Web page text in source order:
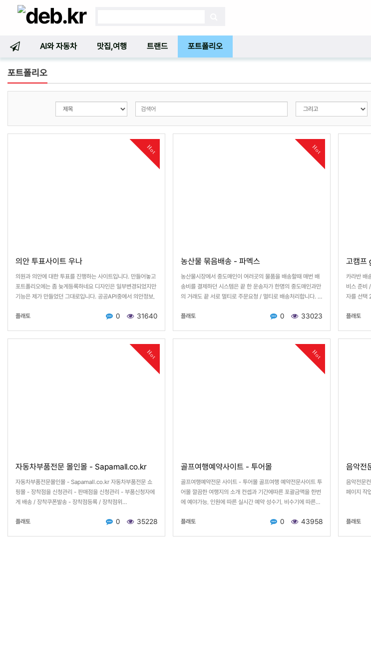
AI와 자동차 맛집,여행 트랜드 포트폴리오
포트폴리오
Hot
의안 투표사이트 우나
의원과 의안에 대한 투표를 진행하는 사이트입니다. 만들어놓고
포트폴리오에는 좀 늦게등록하네요 디자인은 일부변경되었지만
기능은 제가 만들었던 그대로입니다. 공공API중에서 의안정보,
플래토
0 31640
Hot
농산물 묶음배송 - 파멕스
농산물시장에서 중도매인이 여러곳의 물품을 배송할때 매번 배
송비를 결제하던 시스템은 끝 한 운송자가 한명의 중도매인과만
의 거래도 끝 서로 멀티로 주문요청 / 멀티로 배송처리합니다. …
플래토 0 33023
고캠
카라반 배
비스 준비
자를 선택
플래토
Hot
자동차부품전문 몰인몰 - Sapamall.co.kr
자동차부품전문몰인몰 - Sapamall.co.kr 자동차부품전문 쇼
핑몰 - 장착점을 신청관리 - 판매점을 신청관리 - 부품신청자에
게 배송 / 장착쿠폰발송 - 장착점등록 / 장착점위…
플래토 0 35228
Hot
골프여행예약사이트 - 투어몰
골프여행예약전문 사이트 - 투어몰 골프여행 예약전문사이트 투
어몰 깔끔한 여행지의 소개 컨셉과 기간에따른 포괄금액을 한번
에 예야가능, 인원에 따른 실시간 예약 성수기, 비수기에 따른…
플래토 0 43958
음악전
음악전문
페이지 작
플래토